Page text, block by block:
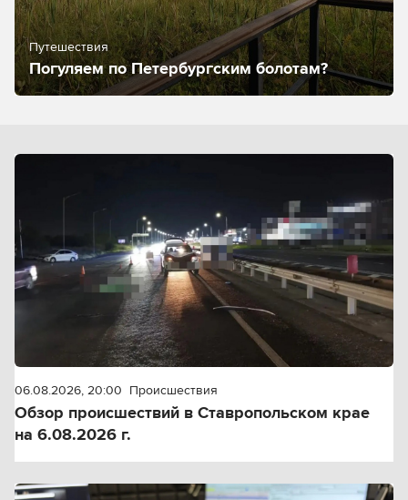
Путешествия
Погуляем по Петербургским болотам?
06.08.2026, 20:00 Происшествия
Обзор происшествий в Ставропольском крае
на 6.08.2026 г.